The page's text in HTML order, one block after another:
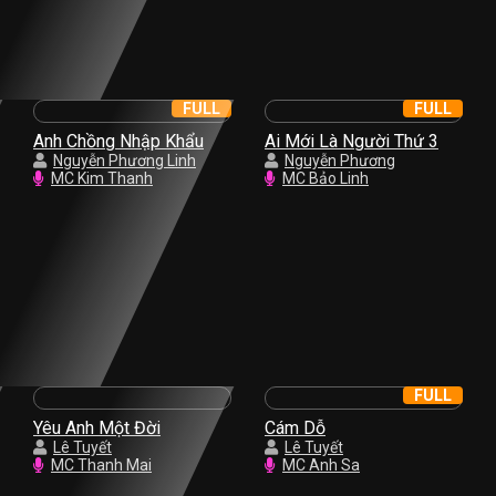
Anh Chồng Nhập Khẩu
Nguyễn Phương Linh
MC Kim Thanh
FULL
Ai Mới Là Người Thứ 3
Nguyễn Phương
MC Bảo Linh
FULL
Yêu Anh Một Đời
Lê Tuyết
MC Thanh Mai
Cám Dỗ
Lê Tuyết
MC Anh Sa
FULL